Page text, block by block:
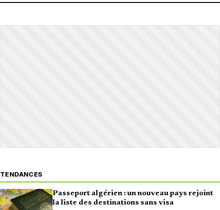
TENDANCES
Passeport algérien : un nouveau pays rejoint
la liste des destinations sans visa